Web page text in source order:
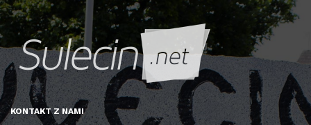
KONTAKT Z NAMI